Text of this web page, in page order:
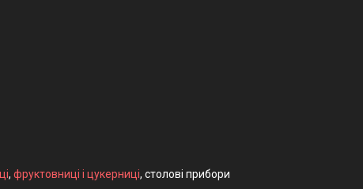
, фруктовниці і цукерниці, столові прибори